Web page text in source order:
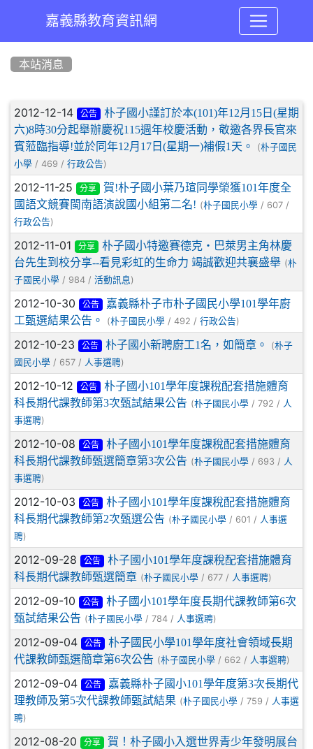
嘉義縣教育資訊網
本站消息
文章列表
2012-12-14 公告
朴子國小謹訂於本(101)年12月15日(星期
六)8時30分起舉辦慶祝115週年校慶活動，敬邀各界長官來
賓蒞臨指導!並於同年12月17日(星期一)補假1天。
(朴子國民
小學 / 469 / 行政公告)
2012-11-25 分享
賀!朴子國小葉乃瑄同學榮獲101年度全
國語文競賽閩南語演說國小組第二名! (朴子國民小學 / 607 /
行政公告)
2012-11-01 分享
朴子國小特邀賽德克‧巴萊男主角林慶
台先生到校分享--看見彩虹的生命力 竭誠歡迎共襄盛舉 (朴
子國民小學 / 984 / 活動訊息 )
2012-10-30 公告
嘉義縣朴子市朴子國民小學101學年廚
工甄選結果公告。
(朴子國民小學 / 492 / 行政公告)
2012-10-23 公告 朴子國小新聘廚工1名，如簡章。 (朴子
國民小學 / 657 / 人事選聘)
2012-10-12 公告
朴子國小101學年度課稅配套措施體育
科長期代課教師第3次甄試結果公告 (朴子國民小學 / 792 / 人
事選聘)
2012-10-08 公告
朴子國小101學年度課稅配套措施體育
科長期代課教師甄選簡章第3次公告 (朴子國民小學 / 693 / 人
事選聘)
2012-10-03 公告
朴子國小101學年度課稅配套措施體育
科長期代課教師第2次甄選公告 (朴子國民小學 / 601 / 人事選
聘)
2012-09-28 公告
朴子國小101學年度課稅配套措施體育
科長期代課教師甄選簡章 (朴子國民小學 / 677 / 人事選聘)
2012-09-10 公告
朴子國小101學年度長期代課教師第6次
甄試結果公告 (朴子國民小學 / 784 / 人事選聘)
2012-09-04 公告
朴子國民小學101學年度社會領域長期
代課教師甄選簡章第6次公告 (朴子國民小學 / 662 / 人事選聘)
2012-09-04 公告
嘉義縣朴子國小101學年度第3次長期代
理教師及第5次代課教師甄試結果 (朴子國民小學 / 759 / 人事選
聘)
2012-08-20 分享
賀！朴子國小入選世界青少年發明展台